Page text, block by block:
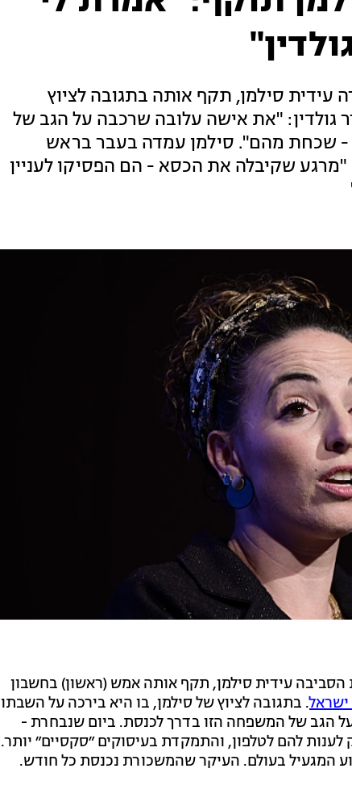
סילמן, תקף אותה בתגובה לציוץ
גולדין: "את אישה עלובה שרכבה על הגב של
- שכחת מהם". סילמן עמדה בעבר בראש
"מרגע שקיבלה את הכסא - הם הפסיקו לעניין
עידית סילמן, תקף אותה אמש (ראשון) בחשבון
. בתגובה לציוץ של סילמן, בו היא בירכה על השבתו
הגב של המשפחה הזו בדרך לכנסת. ביום שנבחרת -
להם לטלפון, והתמקדת בעיסוקים ״סקסיים״ יותר.
המגעיל בעולם. העיקר שהמשכורת נכנסת כל חודש.